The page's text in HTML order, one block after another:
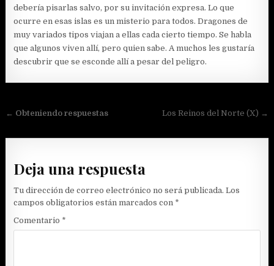
debería pisarlas salvo, por su invitación expresa. Lo que
ocurre en esas islas es un misterio para todos. Dragones de
muy variados tipos viajan a ellas cada cierto tiempo. Se habla
que algunos viven allí, pero quien sabe. A muchos les gustaría
descubrir que se esconde allí a pesar del peligro.
Navegación
de
← Obteniendo respuestas Los Reinos del Norte (X) →
Deja una respuesta
Tu dirección de correo electrónico no será publicada. Los
campos obligatorios están marcados con *
Comentario *